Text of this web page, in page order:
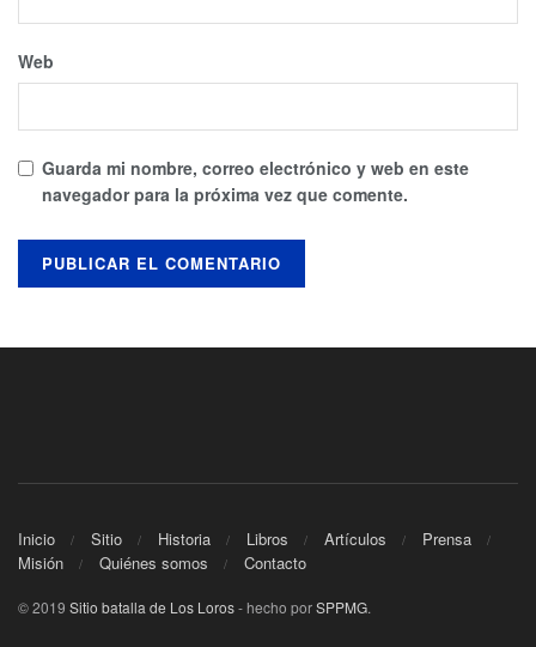
Web
Guarda mi nombre, correo electrónico y web en este
navegador para la próxima vez que comente.
Inicio Sitio Historia Libros Artículos
Prensa
Misión
Quiénes somos Contacto
© 2019 Sitio batalla de Los Loros- hecho porSPPMG.